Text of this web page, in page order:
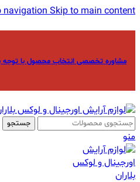
navigationSkip to main content
مشاوره تخصصی انتخاب محصول با توجه به رنگ
جستجو
منو